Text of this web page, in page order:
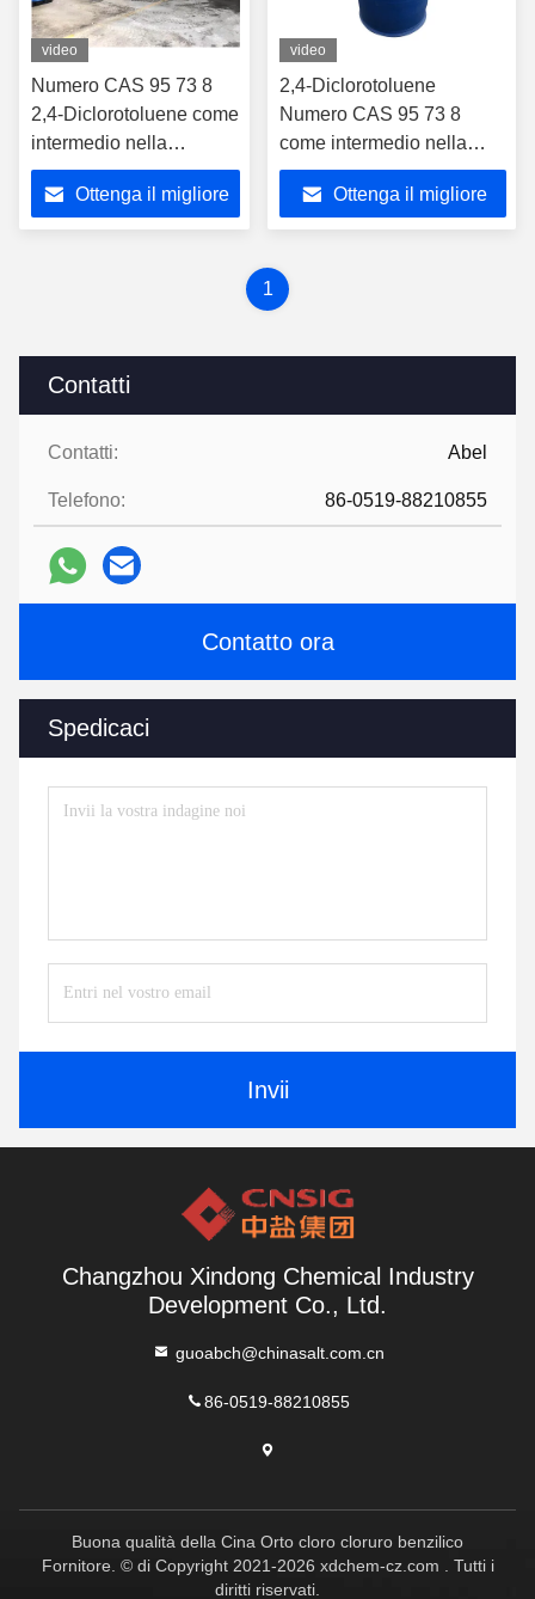
Contatti
Contatti: Abel
Telefono: 86-0519-88210855
Contatto ora
Spedicaci
Invii
video
Numero CAS 95 73 8
2,4-Diclorotoluene come
intermedio nella
produzione di polimeri
Ottenga il migliore
video
2,4-Diclorotoluene
Numero CAS 95 73 8
come intermedio nella
produzione farmaceutica
per la sintesi di vari
farmaci
Ottenga il migliore
1
Changzhou Xindong Chemical Industry
Development Co., Ltd.
guoabch@chinasalt.com.cn
86-0519-88210855
Buona qualità della Cina Orto cloro cloruro benzilico
Fornitore. © di Copyright 2021-2026 xdchem-cz.com . Tutti i
diritti riservati.